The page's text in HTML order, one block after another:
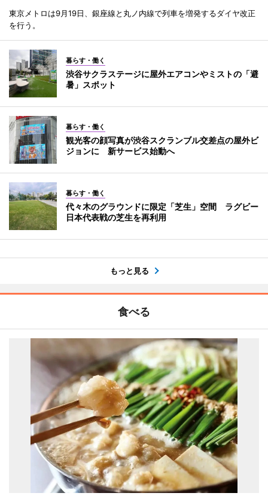
東京メトロは9月19日、銀座線と丸ノ内線で列車を増発するダイヤ改正
を行う。
暮らす・働く
渋谷サクラステージに屋外エアコンやミストの「避
暑」スポット
暮らす・働く
観光客の顔写真が渋谷スクランブル交差点の屋外ビ
ジョンに 新サービス始動へ
暮らす・働く
代々木のグラウンドに限定「芝生」空間 ラグビー
日本代表戦の芝生を再利用
もっと見る
食べる